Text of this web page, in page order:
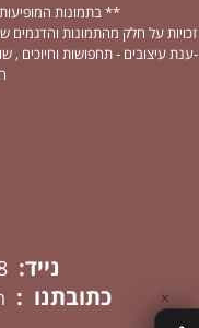
** בתמונות המופיעות
זכויות על חלק מהתמונות והדגמים
נייד:
כתובתנו : ✕